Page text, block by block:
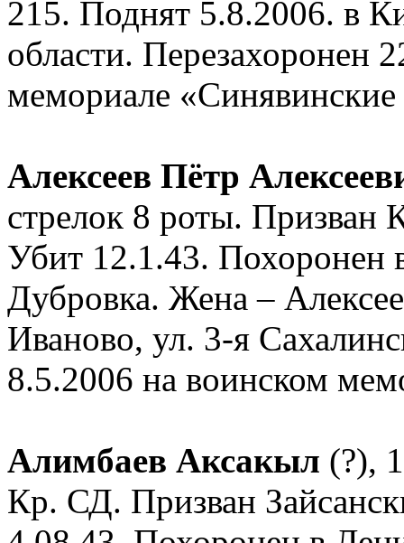
215. Поднят 5.8.2006. в
области. Перезахоронен
мемориале
Алексеев Пётр
стрелок 8 роты.
Убит 12.1.43. Похоронен
Дубровка. Жена –
Иваново, ул. 3-я
8.5.2006 на воинском
Алимбаев Аксакыл (?),
Кр. СД. Призван